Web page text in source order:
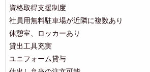
資格取得支援制度
社員用無料駐車場が近隣に複数あり
休憩室、ロッカーあり
貸出工具充実
ユニフォーム貸与